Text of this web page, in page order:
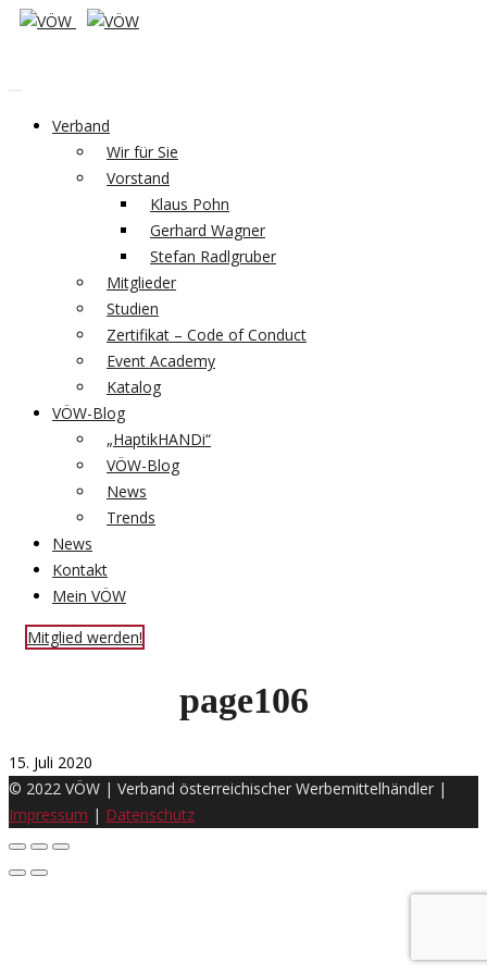
Verband
Wir für Sie
Vorstand
Klaus Pohn
Gerhard Wagner
Stefan Radlgruber
Mitglieder
Studien
Zertifikat – Code of Conduct
Event Academy
Katalog
VÖW-Blog
„HaptikHANDi“
VÖW-Blog
News
Trends
News
Kontakt
Mein VÖW
Mitglied werden!
page106
15. Juli 2020
© 2022 VÖW | Verband österreichischer Werbemittelhändler |
Impressum | Datenschutz